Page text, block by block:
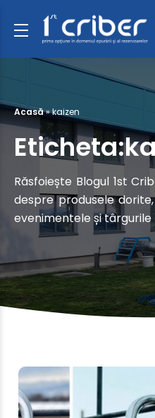
Acasă»kaizen
Răsfoiește Blogul 1st
despre produsele
evenimentele și